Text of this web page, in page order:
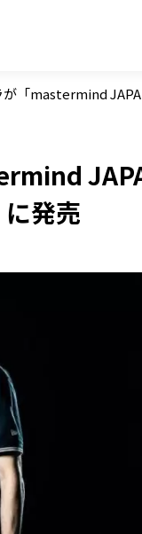
が「mastermind
発売